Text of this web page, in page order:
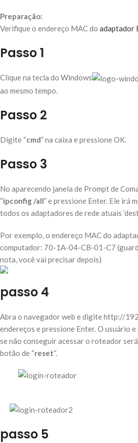
Preparação:
Verifique o endereço MAC do adaptador
Passo 1
Clique na tecla do Windows
ao mesmo tempo.
Passo 2
Digite “cmd” na caixa e pressione OK.
Passo 3
No aparecendo janela de Prompt de
“ipconfig /all” e pressione Enter. Ele irá
todos os adaptadores de rede atuais
Por exemplo, o endereço MAC do
computador: 70-1A-04-CB-01-C7
nota, você vai precisar depois)
passo 4
Abra o navegador web e digite http://
endereços e pressione Enter. O usuário e
se não conseguir acessar o roteador
botão de “reset“.
passo 5